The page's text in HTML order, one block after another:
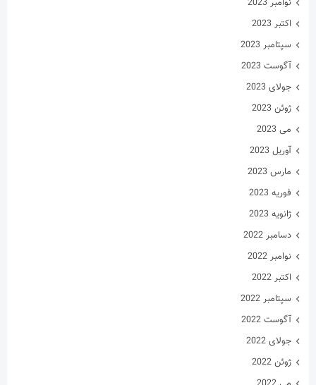
ژوئن 2023
آوریل 2023
مارس 2023
فوریه 2023
ژانویه 2023
دسامبر 2022
نوامبر 2022
اکتبر 2022
سپتامبر 2022
آگوست 2022
جولای 2022
ژوئن 2022
آوریل 2022
مارس 2022
فوریه 2022
ژانویه 2022